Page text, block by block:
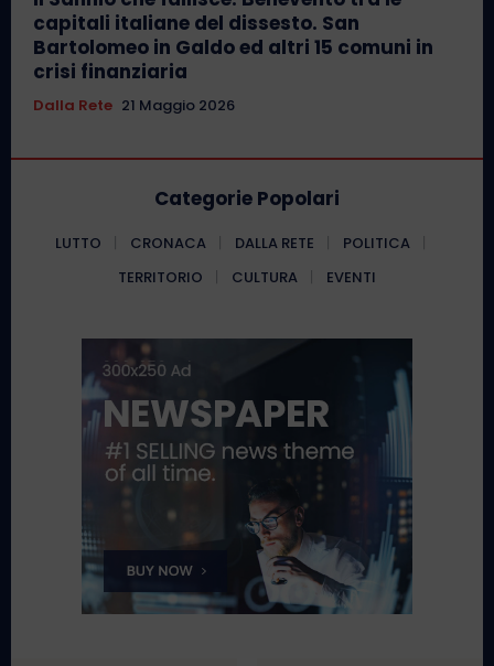
capitali italiane del dissesto. San
Bartolomeo in Galdo ed altri 15 comuni in
crisi finanziaria
Dalla Rete 21 Maggio 2026
Categorie Popolari
LUTTO CRONACA DALLA RETE
POLITICA
TERRITORIO
CULTURA EVENTI